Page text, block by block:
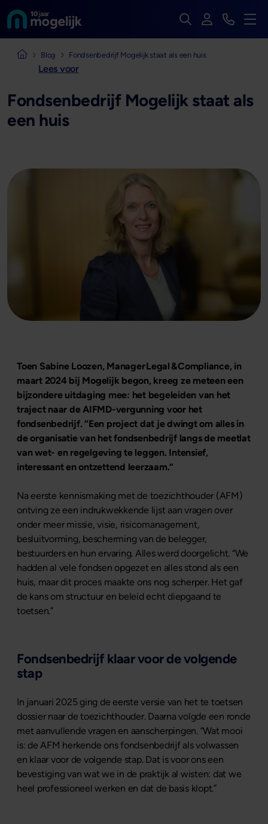
Naar de homepage van Zoek op de hele
InloggenBekijk
Menu
Naar de homepage van Mogelijk Vastgoedfinancieringen
Blog Fondsenbedrijf Mogelijk staat als een huis
Lees voor
Fondsenbedrijf Mogelijk staat als
een huis
Toen Sabine Loozen, Manager Legal & Compliance, in
maart 2024 bij Mogelijk begon, kreeg ze meteen een
bijzondere uitdaging mee: het begeleiden van het
traject naar de AIFMD-vergunning voor het
fondsenbedrijf. “Een project dat je dwingt om alles in
de organisatie van het fondsenbedrijf langs de meetlat
van wet- en regelgeving te leggen. Intensief,
interessant en ontzettend leerzaam.”
Na eerste kennismaking met de toezichthouder (AFM)
ontving ze een indrukwekkende lijst aan vragen over
onder meer missie, visie, risicomanagement,
besluitvorming, bescherming van de belegger,
bestuurders en hun ervaring. Alles werd doorgelicht. “We
hadden al vele fondsen opgezet en alles stond als een
huis, maar dit proces maakte ons nog scherper. Het gaf
de kans om structuur en beleid echt diepgaand te
toetsen.”
Fondsenbedrijf klaar voor de volgende
stap
In januari 2025 ging de eerste versie van het te toetsen
dossier naar de toezichthouder. Daarna volgde een ronde
met aanvullende vragen en aanscherpingen. “Wat mooi
is: de AFM herkende ons fondsenbedrijf als volwassen
en klaar voor de volgende stap. Dat is voor ons een
bevestiging van wat we in de praktijk al wisten: dat we
heel professioneel werken en dat de basis klopt.”